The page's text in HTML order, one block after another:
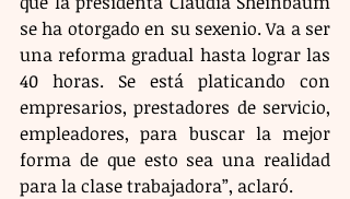
se ha otorgado en su sexenio. Va a ser
una reforma gradual hasta lograr las
40 horas. Se está platicando con
empresarios, prestadores de servicio,
empleadores, para buscar la mejor
forma de que esto sea una realidad
para la clase trabajadora”, aclaró.